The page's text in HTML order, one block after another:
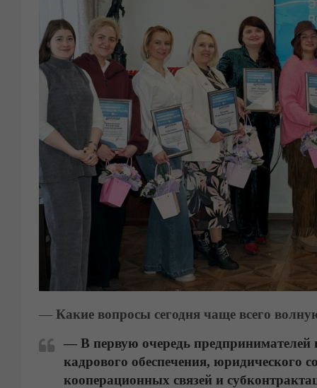
— Какие вопросы сегодня чаще всего
— В первую очередь
кадрового обеспечения, юридического
кооперационных связей и